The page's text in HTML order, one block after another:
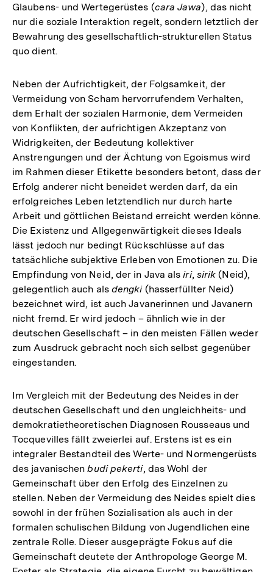
Glaubens- und Wertegerüstes (cara Jawa), das nicht
nur die soziale Interaktion regelt, sondern letztlich der
Bewahrung des gesellschaftlich-strukturellen Status
quo dient.
Neben der Aufrichtigkeit, der Folgsamkeit, der
Vermeidung von Scham hervorrufendem Verhalten,
dem Erhalt der sozialen Harmonie, dem Vermeiden
von Konflikten, der aufrichtigen Akzeptanz von
Widrigkeiten, der Bedeutung kollektiver
Anstrengungen und der Ächtung von Egoismus wird
im Rahmen dieser Etikette besonders betont, dass der
Erfolg anderer nicht beneidet werden darf, da ein
erfolgreiches Leben letztendlich nur durch harte
Arbeit und göttlichen Beistand erreicht werden könne.
Die Existenz und Allgegenwärtigkeit dieses Ideals
lässt jedoch nur bedingt Rückschlüsse auf das
tatsächliche subjektive Erleben von Emotionen zu. Die
Empfindung von Neid, der in Java alsiri, sirik (Neid),
gelegentlich auch als dengki(hasserfüllter Neid)
bezeichnet wird, ist auch Javanerinnen und Javanern
nicht fremd. Er wird jedoch – ähnlich wie in der
deutschen Gesellschaft – in den meisten Fällen weder
zum Ausdruck gebracht noch sich selbst gegenüber
eingestanden.
Im Vergleich mit der Bedeutung des Neides in der
deutschen Gesellschaft und den ungleichheits- und
demokratietheoretischen Diagnosen Rousseaus und
Tocquevilles fällt zweierlei auf. Erstens ist es ein
integraler Bestandteil des Werte- und Normengerüsts
des javanischenbudi pekerti, das Wohl der
Gemeinschaft über den Erfolg des Einzelnen zu
stellen. Neben der Vermeidung des Neides spielt dies
sowohl in der frühen Sozialisation als auch in der
formalen schulischen Bildung von Jugendlichen eine
zentrale Rolle. Dieser ausgeprägte Fokus auf die
Gemeinschaft deutete der Anthropologe George M.